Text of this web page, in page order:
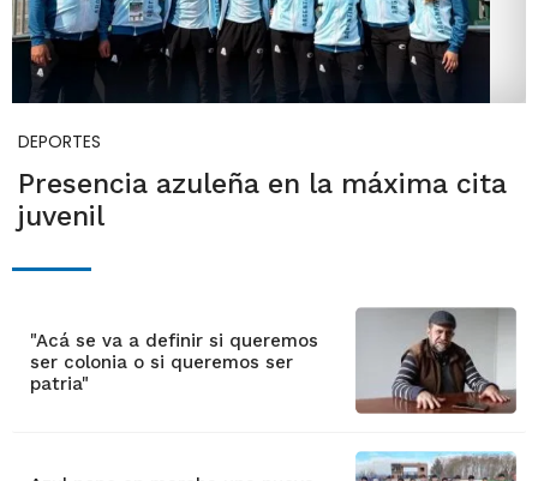
DEPORTES
Presencia azuleña en la máxima cita
juvenil
"Acá se va a definir si queremos
ser colonia o si queremos ser
patria"